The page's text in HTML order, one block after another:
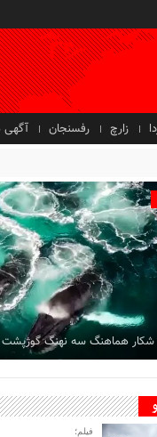
زارچ رفسنجان
شکار هماهنگ سه نهنگ گوژپشت
فیلم؛